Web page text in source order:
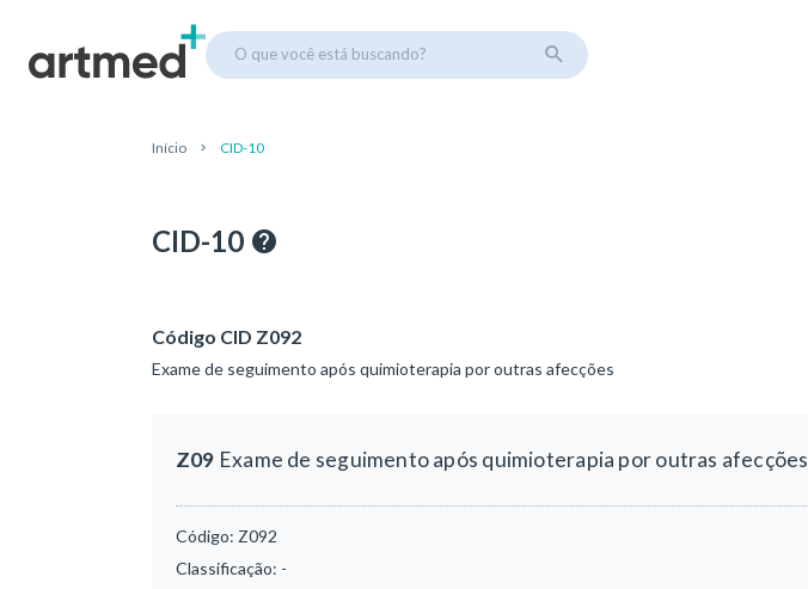
O que você está buscando?
Início CID-10
CID-10
Código CID Z092
Exame de seguimento após quimioterapia por outras afecções
Z09 Exame de seguimento após quimioterapia por outras afecções
Código: Z092
Classificação: -